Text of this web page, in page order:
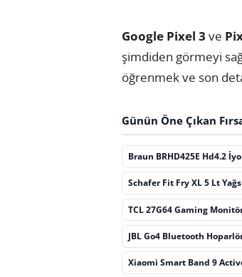
Google Pixel 3 ve
şimdiden görmeyi
öğrenmek ve son
Günün Öne Çıkan
Braun BRHD425E Hd4.2
Schafer Fit Fry XL 5 Lt
TCL 27G64 Gaming
JBL Go4 Bluetooth
Xiaomi Smart Band 9